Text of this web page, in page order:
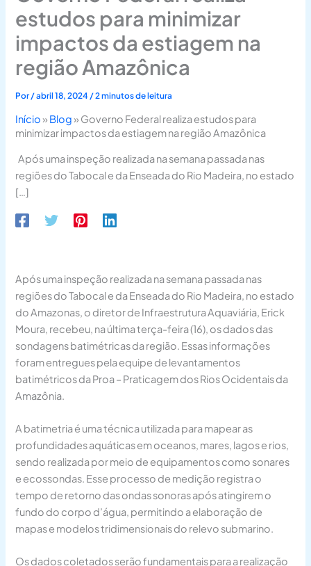
estudos para minimizar
impactos da estiagem na
região Amazônica
Por/abril 18, 2024 /2 minutos de leitura
Início» Blog» Governo Federal realiza estudos para
minimizar impactos da estiagem na região Amazônica
Após uma inspeção realizada na semana passada nas
regiões do Tabocal e da Enseada do Rio Madeira, no estado
[…]
Após uma inspeção realizada na semana passada nas
regiões do Tabocal e da Enseada do Rio Madeira, no estado
do Amazonas, o diretor de Infraestrutura Aquaviária, Erick
Moura, recebeu, na última terça-feira (16), os dados das
sondagens batimétricas da região. Essas informações
foram entregues pela equipe de levantamentos
batimétricos da Proa – Praticagem dos Rios Ocidentais da
Amazônia.
A batimetria é uma técnica utilizada para mapear as
profundidades aquáticas em oceanos, mares, lagos e rios,
sendo realizada por meio de equipamentos como sonares
e ecossondas. Esse processo de medição registra o
tempo de retorno das ondas sonoras após atingirem o
fundo do corpo d’água, permitindo a elaboração de
mapas e modelos tridimensionais do relevo submarino.
Os dados coletados serão fundamentais para a realização